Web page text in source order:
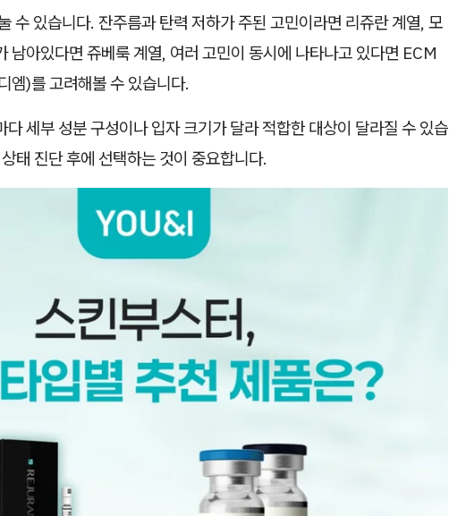
수 있습니다. 잔주름과 탄력 저하가 주된 고민이라면 리쥬란 계열, 모
남아있다면 쥬베룩 계열, 여러 고민이 동시에 나타나고 있다면 ECM
엠)를 고려해볼 수 있습니다.
다 세부 성분 구성이나 입자 크기가 달라 적합한 대상이 달라질 수 있습
태 진단 후에 선택하는 것이 중요합니다.